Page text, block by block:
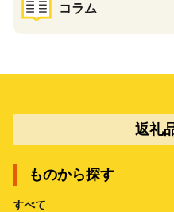
コラム
返礼
ものから探す
すべて